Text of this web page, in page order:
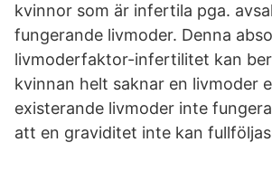
kvinnor som är infertila pga.
fungerande livmoder. Denna
livmoderfaktor-infertilitet kan
kvinnan helt saknar en livmoder
existerande livmoder inte
att en graviditet inte kan